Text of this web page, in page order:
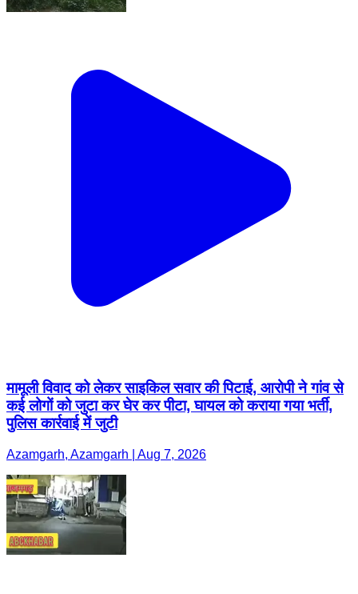
मामूली विवाद को लेकर साइकिल सवार की पिटाई, आरोपी ने गांव से
कई लोगों को जुटा कर घेर कर पीटा, घायल को कराया गया भर्ती,
पुलिस कार्रवाई में जुटी
Azamgarh, Azamgarh | Aug 7, 2026